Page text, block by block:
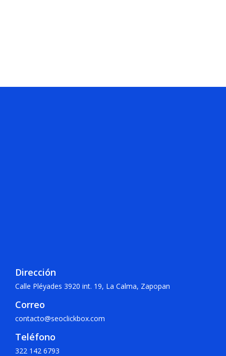
Dirección
Calle Pléyades 3920 int. 19, La Calma, Zapopan
Correo
contacto@seoclickbox.com
Teléfono
322 142 6793